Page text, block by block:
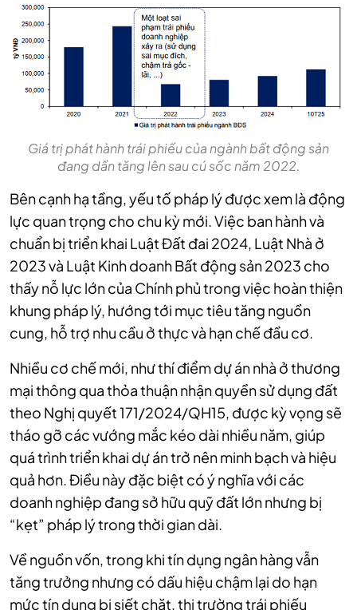
Giá trị phát hành trái phiếu của ngành bất động sản
đang dần tăng lên sau cú sốc năm 2022.
Bên cạnh hạ tầng, yếu tố pháp lý được xem là động
lực quan trọng cho chu kỳ mới. Việc ban hành và
chuẩn bị triển khai Luật Đất đai 2024, Luật Nhà ở
2023 và Luật Kinh doanh Bất động sản 2023 cho
thấy nỗ lực lớn của Chính phủ trong việc hoàn thiện
khung pháp lý, hướng tới mục tiêu tăng nguồn
cung, hỗ trợ nhu cầu ở thực và hạn chế đầu cơ.
Nhiều cơ chế mới, như thí điểm dự án nhà ở thương
mại thông qua thỏa thuận nhận quyền sử dụng đất
theo Nghị quyết 171/2024/QH15, được kỳ vọng sẽ
tháo gỡ các vướng mắc kéo dài nhiều năm, giúp
quá trình triển khai dự án trở nên minh bạch và hiệu
quả hơn. Điều này đặc biệt có ý nghĩa với các
doanh nghiệp đang sở hữu quỹ đất lớn nhưng bị
“kẹt” pháp lý trong thời gian dài.
Về nguồn vốn, trong khi tín dụng ngân hàng vẫn
tăng trưởng nhưng có dấu hiệu chậm lại do hạn
mức tín dụng bị siết chặt, thị trường trái phiếu